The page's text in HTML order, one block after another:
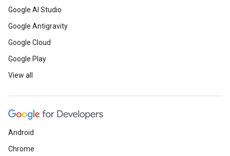
Google AI Studio
Google Antigravity
Google Cloud
Google Play
View all
Android
Chrome